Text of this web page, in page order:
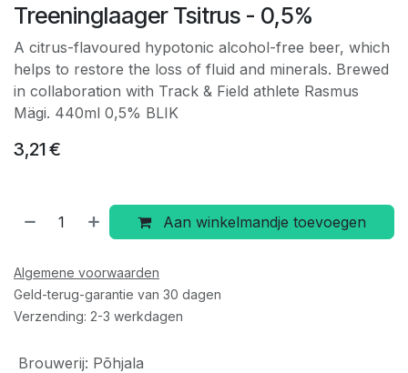
Treeninglaager Tsitrus - 0,5%
A citrus-flavoured hypotonic alcohol-free beer, which
helps to restore the loss of fluid and minerals. Brewed
in collaboration with Track & Field athlete Rasmus
Mägi. 440ml 0,5% BLIK
3,21€
Aan winkelmandje toevoegen
Algemene voorwaarden
Geld-terug-garantie van 30 dagen
Verzending: 2-3 werkdagen
Brouwerij: Põhjala